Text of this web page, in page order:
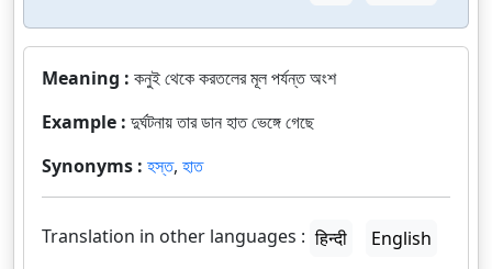
Meaning : কনুই থেকে করতলের মূল পর্যন্ত অংশ
Example : দুর্ঘটনায় তার ডান হাত ভেঙ্গে গেছে
Synonyms : হস্ত, হাত
Translation in other languages : हिन्दी English